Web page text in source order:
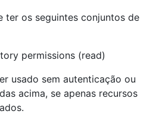
ter os seguintes conjuntos de
permissions (read)
usado sem autenticação ou
acima, se apenas recursos